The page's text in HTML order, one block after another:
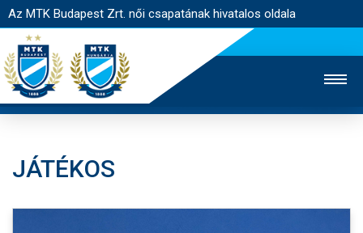
Az MTK Budapest Zrt. női csapatának hivatalos oldala
JÁTÉKOS